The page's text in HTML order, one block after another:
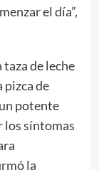
el día”,
de leche
pizca de
potente
los síntomas
la